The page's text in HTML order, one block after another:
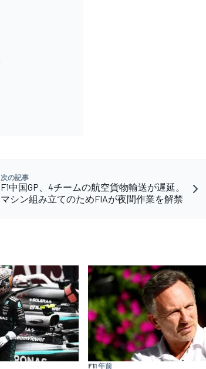
次の記事
F1中国GP、4チームの航空貨物輸送が遅延。
マシン組み立てのためFIAが夜間作業を解禁
F11 年前